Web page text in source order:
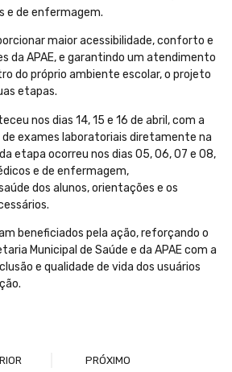
e de enfermagem.
maior acessibilidade, conforto e
da APAE, e garantindo um atendimento
do próprio ambiente escolar, o projeto
etapas.
nos dias 14, 15 e 16 de abril, com a
exames laboratoriais diretamente na
etapa ocorreu nos dias 05, 06, 07 e 08,
e de enfermagem,
dos alunos, orientações e os
beneficiados pela ação, reforçando o
Municipal de Saúde e da APAE com a
e qualidade de vida dos usuários
PRÓXIMO